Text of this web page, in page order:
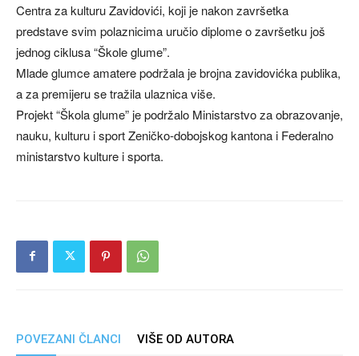
Centra za kulturu Zavidovići, koji je nakon završetka
predstave svim polaznicima uručio diplome o završetku još
jednog ciklusa “Škole glume”.
Mlade glumce amatere podržala je brojna zavidovićka publika,
a za premijeru se tražila ulaznica više.
Projekt “Škola glume” je podržalo Ministarstvo za obrazovanje,
nauku, kulturu i sport Zeničko-dobojskog kantona i Federalno
ministarstvo kulture i sporta.
POVEZANI ČLANCI VIŠE OD AUTORA